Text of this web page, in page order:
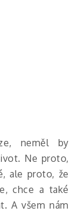
neměl by
Ne proto,
ale proto, že
chce a také
A všem nám